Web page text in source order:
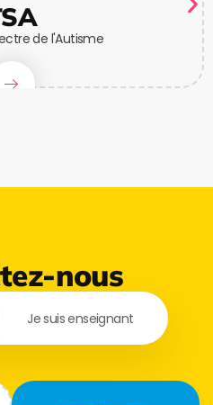
de l'Autisme
nous
Je suis enseignant